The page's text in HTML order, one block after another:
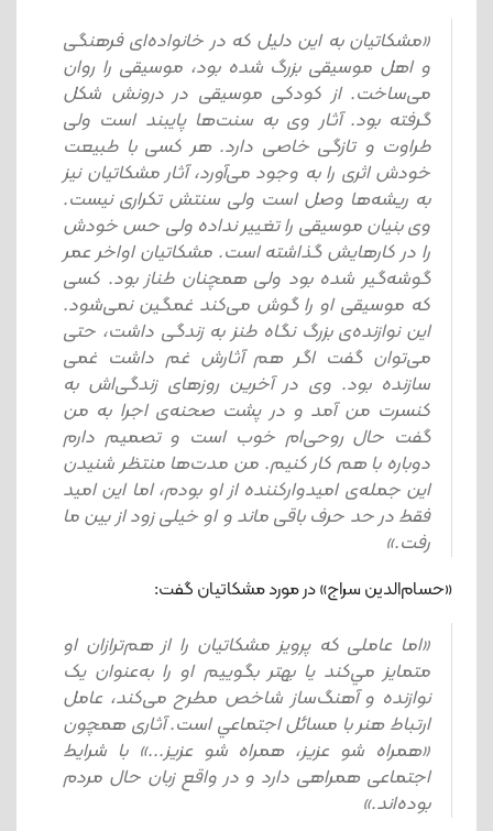
«مشکاتیان به این دلیل که در خانواده‌ای فرهنگی
و اهل موسیقی بزرگ شده بود، موسیقی را روان
می‌ساخت. از کودکی موسیقی در درونش شکل
گرفته بود. آثار وی به سنت‌ها پایبند است ولی
طراوت و تازگی خاصی دارد. هر کسی با طبیعت
خودش اثری را به‌ وجود می‌آورد، آثار مشکاتیان نیز
به ریشه‌ها وصل است ولی سنتش تکراری نیست.
وی بنیان موسیقی را تغییر نداده ولی حس خودش
را در کارهایش گذاشته است. مشکاتیان اواخر عمر
گوشه‌گیر شده بود ولی همچنان طناز بود. کسی
که موسیقی او را گوش می‌کند غمگین نمی‌شود.
این نوازنده‌ی بزرگ نگاه طنز به زندگی داشت، حتی
می‌توان گفت اگر هم آثارش غم داشت غمی
سازنده بود. وی در آخرین روزهای زندگی‌اش به
کنسرت من آمد و در پشت صحنه‌ی اجرا به من
گفت حال روحی‌ام خوب است و تصمیم دارم
دوباره با هم کار کنیم. من مدت‌ها منتظر شنیدن
این جمله‌ی امیدوارکننده از او بودم، اما این امید
فقط در حد حرف باقی ماند و او خیلی زود از بین ما
رفت.»
«حسام‌الدین سراج» در مورد مشکاتیان گفت:
«اما عاملی كه پرويز مشكاتيان را از هم‌ترازان او
متمايز مي‌كند يا بهتر بگوييم او را به‌عنوان یک
نوازنده و آهنگ‌ساز شاخص مطرح می‌كند، عامل
ارتباط هنر با مسائل اجتماعي است. آثاری همچون
«همراه شو عزيز، همراه شو عزيز...» با شرايط
اجتماعی همراهی دارد و در واقع زبان حال مردم
بوده‌اند.»